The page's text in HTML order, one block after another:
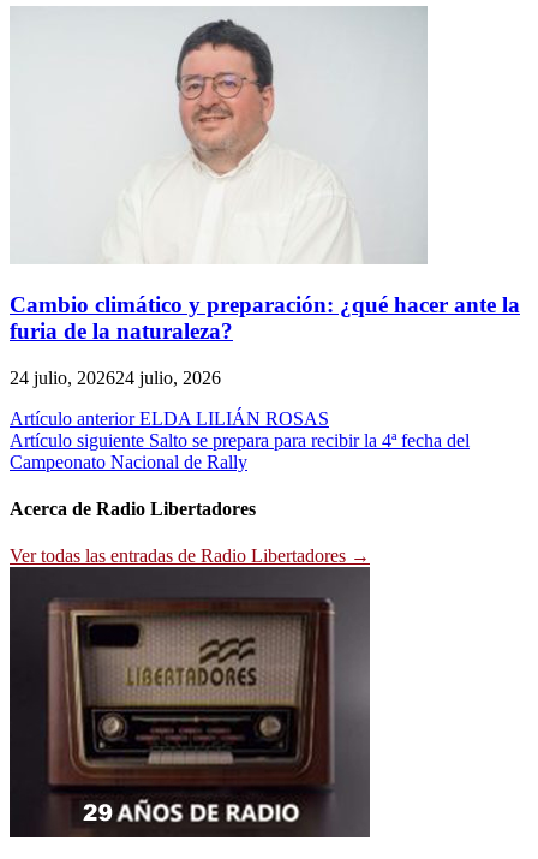
Cambio climático y preparación: ¿qué hacer ante la
furia de la naturaleza?
24 julio, 202624 julio, 2026
Navegación
de
Artículo anterior ELDA LILIÁN ROSAS
Artículo siguiente Salto se prepara para recibir la 4ª fecha del
Campeonato Nacional de Rally
Acerca de Radio Libertadores
Ver todas las entradas de Radio Libertadores →